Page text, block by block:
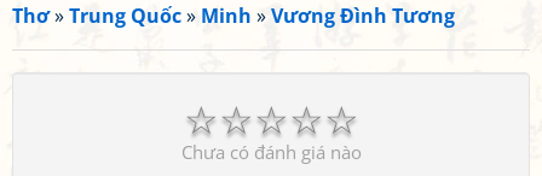
Thơ»Trung Quốc» Minh »Vương Đình Tương
☆
☆
☆
☆
☆
Chưa có đánh giá nào